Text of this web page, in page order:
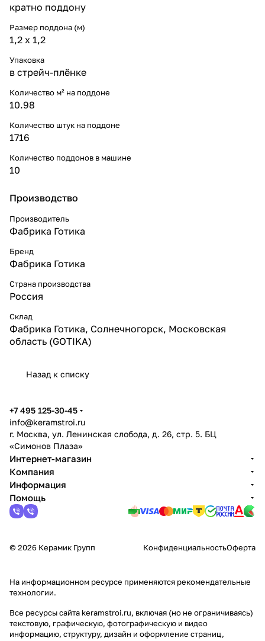
кратно поддону
Размер поддона (м)
1,2 x 1,2
Упаковка
в стрейч-плёнке
Количество м² на поддоне
10.98
Количество штук на поддоне
1716
Количество поддонов в машине
10
Производство
Производитель
Фабрика Готика
Бренд
Фабрика Готика
Страна производства
Россия
Склад
Фабрика Готика, Солнечногорск, Московская
область (GOTIKA)
Назад к списку
+7 495 125-30-45
info@keramstroi.ru
г. Москва, ул. Ленинская слобода, д. 26, стр. 5. БЦ
«Симонов Плаза»
Интернет-магазин
Компания
Информация
Помощь
© 2026 Керамик Групп КонфиденциальностьОферта
На информационном ресурсе применяются рекомендательные
технологии.
Все ресурсы сайта keramstroi.ru, включая (но не ограничиваясь)
текстовую, графическую, фотографическую и видео
информацию, структуру, дизайн и оформление страниц,